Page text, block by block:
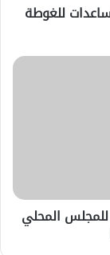
للغوطة
المحلي